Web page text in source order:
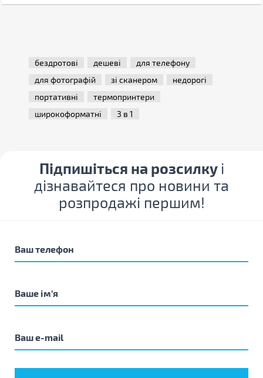
бездротові дешеві
для телефону
для фотографій
зі сканером
недорогі
портативні
термопринтери
широкоформатні
3 в 1
Підпишіться на розсилку і
дізнавайтеся про новини та
розпродажі першим!